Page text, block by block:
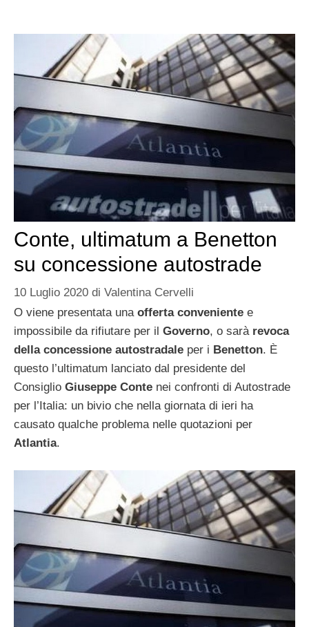
Conte, ultimatum a Benetton
su concessione autostrade
10 Luglio 2020 di Valentina Cervelli
O viene presentata una offerta conveniente e
impossibile da rifiutare per il Governo, o sarà revoca
della concessione autostradale per i Benetton. È
questo l’ultimatum lanciato dal presidente del
Consiglio Giuseppe Conte nei confronti di Autostrade
per l’Italia: un bivio che nella giornata di ieri ha
causato qualche problema nelle quotazioni per
Atlantia.